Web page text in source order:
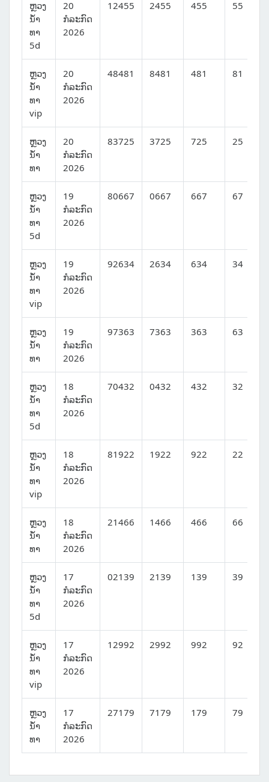
ຫຼວງ
ນໍ້າ
ທາ
5d
20
ກໍລະກົດ
2026
12455 2455 455 55
ຫຼວງ
ນໍ້າ
ທາ
vip
20
ກໍລະກົດ
2026
48481 8481 481 81
ຫຼວງ
ນໍ້າ
ທາ
20
ກໍລະກົດ
2026
83725 3725 725 25
ຫຼວງ
ນໍ້າ
ທາ
5d
19
ກໍລະກົດ
2026
80667 0667 667 67
ຫຼວງ
ນໍ້າ
ທາ
vip
19
ກໍລະກົດ
2026
92634 2634 634 34
ຫຼວງ
ນໍ້າ
ທາ
19
ກໍລະກົດ
2026
97363 7363 363 63
ຫຼວງ
ນໍ້າ
ທາ
5d
18
ກໍລະກົດ
2026
70432 0432 432 32
ຫຼວງ
ນໍ້າ
ທາ
vip
18
ກໍລະກົດ
2026
81922 1922 922 22
ຫຼວງ
ນໍ້າ
ທາ
18
ກໍລະກົດ
2026
21466 1466 466 66
ຫຼວງ
ນໍ້າ
ທາ
5d
17
ກໍລະກົດ
2026
02139 2139 139 39
ຫຼວງ
ນໍ້າ
ທາ
vip
17
ກໍລະກົດ
2026
12992 2992 992 92
ຫຼວງ
ນໍ້າ
ທາ
17
ກໍລະກົດ
2026
27179 7179 179 79